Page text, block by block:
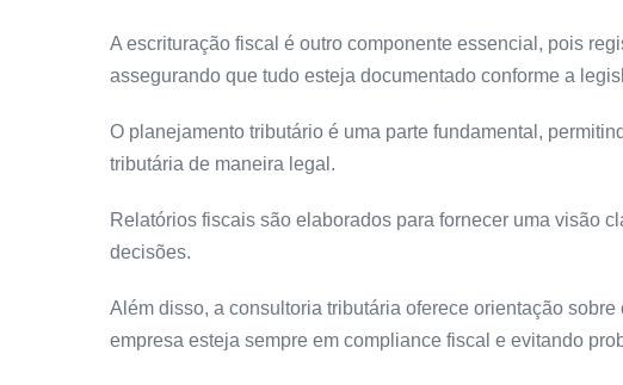
A escrituração fiscal é outro componente essencial, pois
assegurando que tudo esteja documentado conforme a
O planejamento tributário é uma parte fundamental,
tributária de maneira legal.
Relatórios fiscais são elaborados para fornecer uma visão
decisões.
Além disso, a consultoria tributária oferece orientação
empresa esteja sempre em compliance fiscal e evitando